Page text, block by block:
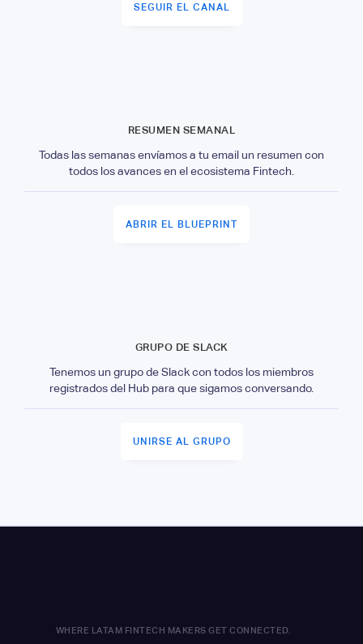
SEGUIR EL CANAL
RESUMEN SEMANAL
Todas las semanas envíamos a tu email un resumen con
todos los avances en el ecosistema Fintech.
ABRIR EL BLUEPRINT
GRUPO DE SLACK
Tenemos un grupo de Slack con todos los miembros
registrados del Hub para que sigamos conversando.
UNIRSE AL GRUPO
WHERE LATAM FINTECH MAKERS GET CONNECTED.